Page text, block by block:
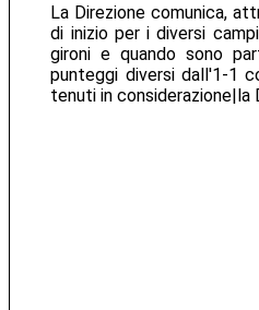
La Direzione comunica,
di inizio per i diversi
gironi e quando sono
punteggi diversi dall'1-1
tenuti in